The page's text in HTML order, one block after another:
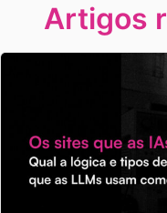
Artigos